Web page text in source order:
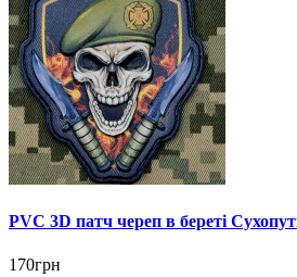
PVC 3D патч череп в береті
170грн